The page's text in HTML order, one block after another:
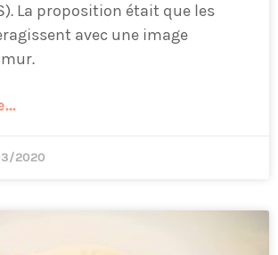
La proposition était que les
avec une image
2020